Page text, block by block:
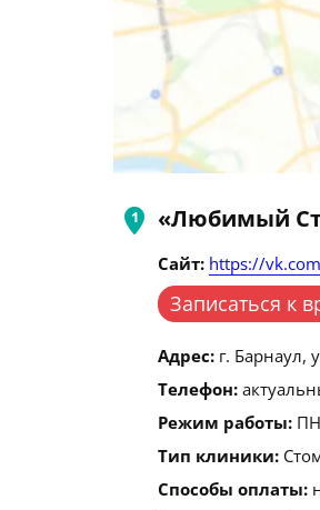
«Любимый
Сайт: https://
Записаться к
Адрес: г. Барнаул,
Телефон:
Режим работы:
Тип клиники:
Способы оплаты: